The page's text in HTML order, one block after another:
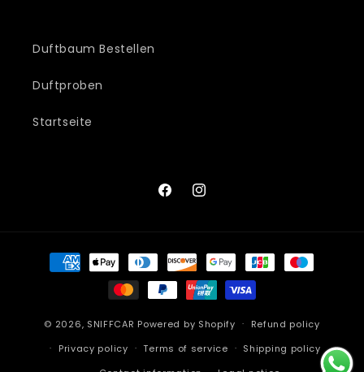
Duftbaum Bestellen
Duftproben
Startseite
FacebookInstagram
Payment
methods
© 2026, SNIFFCAR Powered by Shopify
Refund policy
Privacy policy
Terms of service
Shipping policy